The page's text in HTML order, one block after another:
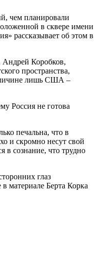
чем планировали
в сквере имени
рассказывает об этом в
Андрей Коробков,
пространства,
лишь США –
Россия не готова
печальна, что в
и скромно несут свой
в сознание, что трудно
глаз
материале Берта Корка